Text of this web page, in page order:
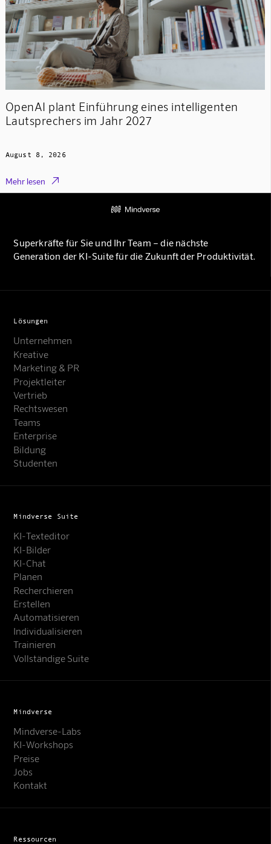
OpenAI plant Einführung eines intelligenten
Lautsprechers im Jahr 2027
August 8, 2026
Mehr lesen 
Superkräfte für Sie und Ihr Team – die nächste
Generation der KI-Suite für die Zukunft der Produktivität.
Lösungen
Unternehmen
Kreative
Marketing & PR
Projektleiter
Vertrieb
Rechtswesen
Teams
Enterprise
Bildung
Studenten
Mindverse Suite
KI-Texteditor
KI-Bilder
KI-Chat
Planen
Recherchieren
Erstellen
Automatisieren
Individualisieren
Trainieren
Vollständige Suite
Mindverse
Mindverse-Labs
KI-Workshops
Preise
Jobs
Kontakt
Ressourcen